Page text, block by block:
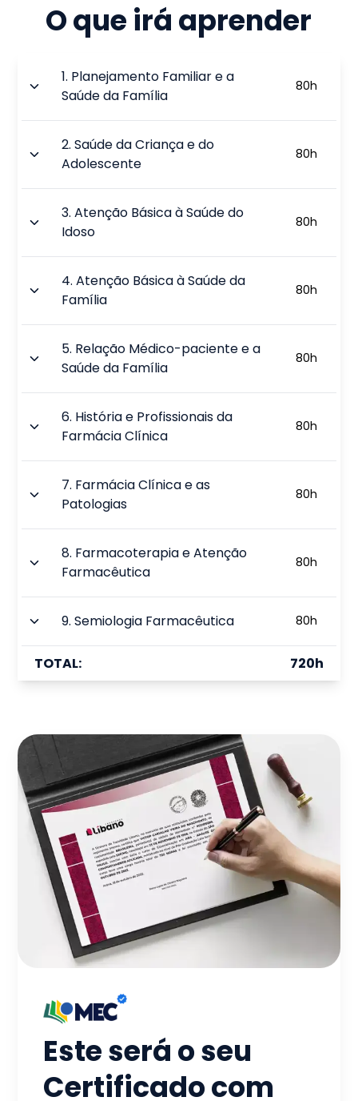
O que irá aprender
1. Planejamento Familiar e a
Saúde da Família
80h
2.Saúde da Criança e do
Adolescente
80h
3.Atenção Básica à Saúde do
Idoso
80h
4.Atenção Básica à Saúde da
Família
80h
5. Relação Médico-paciente e a
Saúde da Família
80h
6. História e Profissionais da
Farmácia Clínica
80h
7. Farmácia Clínica e as
Patologias
80h
8. Farmacoterapia e Atenção
Farmacêutica
80h
9.Semiologia Farmacêutica 80h
TOTAL: 720h
Este será o seu
Certificado com